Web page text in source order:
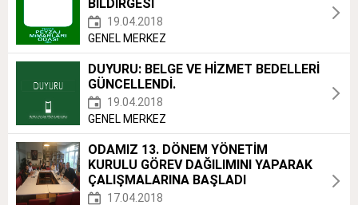
BİLDİRGESİ
19.04.2018
GENEL MERKEZ
DUYURU: BELGE VE HİZMET BEDELLERİ
GÜNCELLENDİ.
19.04.2018
GENEL MERKEZ
ODAMIZ 13. DÖNEM YÖNETİM
KURULU GÖREV DAĞILIMINI YAPARAK
ÇALIŞMALARINA BAŞLADI
17.04.2018